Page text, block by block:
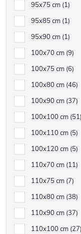
95x75 cm 1
95x85 cm 1
95x90 cm 1
100x70 cm 9
100x75 cm 6
100x80 cm 46
100x90 cm 37
100x100 cm 51
100x110 cm 5
100x120 cm 5
110x70 cm 11
110x75 cm 7
110x80 cm 38
110x90 cm 37
110x100 cm 27